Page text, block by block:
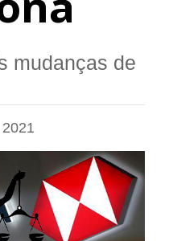
mudanças de